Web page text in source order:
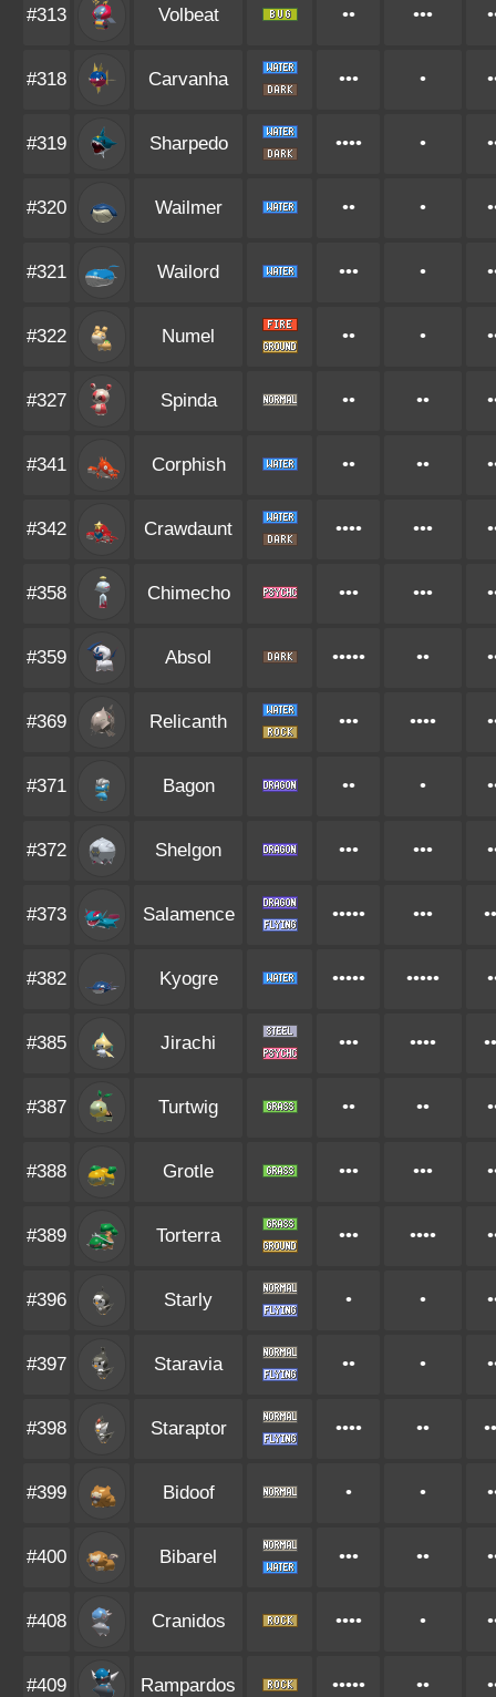
#313 Volbeat •• •••
#318 Carvanha ••• •
#319 Sharpedo •••• •
#320 Wailmer •• •
#321 Wailord ••• •
#322 Numel •• •
#327 Spinda •• ••
#341 Corphish •• ••
#342 Crawdaunt •••• •••
#358 Chimecho ••• •••
#359 Absol ••••• ••
#369 Relicanth ••• ••••
#371 Bagon •• •
#372 Shelgon ••• •••
#373 Salamence ••••• •••
#382 Kyogre ••••• •••••
#385 Jirachi ••• ••••
#387 Turtwig •• ••
#388 Grotle ••• •••
#389 Torterra ••• ••••
#396 Starly • •
#397 Staravia •• •
#398 Staraptor •••• ••
#399 Bidoof • •
#400 Bibarel ••• ••
#408 Cranidos •••• •
#409 Rampardos ••••• ••